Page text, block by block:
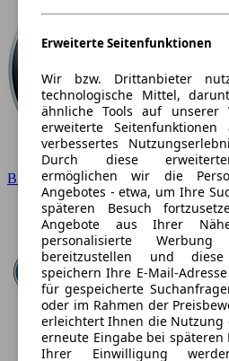
BMW
Erweiterte Seitenfunktionen
Wir bzw. Drittanbieter
technologische Mittel,
ähnliche Tools auf unserer
erweiterte
verbessertes
Durch diese
ermöglichen wir die
Angebotes - etwa, um Ihre
späteren Besuch
Angebote aus Ihrer
personalisierte
bereitzustellen und
speichern Ihre E-Mail-
für gespeicherte
oder im Rahmen der
erleichtert Ihnen die Nutzung
erneute Eingabe bei
Ihrer Einwilligung